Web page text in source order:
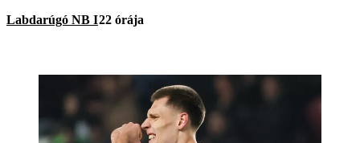
Labdarúgó NB I22 órája